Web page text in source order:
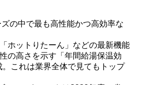
の中で最も高性能かつ高効率な
ホットりたーん」などの最新機能
の高さを示す「年間給湯保温効
これは業界全体で見てもトップ